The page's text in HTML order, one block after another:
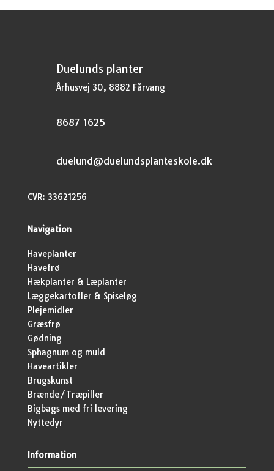
Duelunds planter
Århusvej 30, 8882 Fårvang
8687 1625
duelund@duelundsplanteskole.dk
CVR: 33621256
Navigation
Haveplanter
Havefrø
Hækplanter & Læplanter
Læggekartofler & Spiseløg
Plejemidler
Græsfrø
Gødning
Sphagnum og muld
Haveartikler
Brugskunst
Brænde/Træpiller
Bigbags med fri levering
Nyttedyr
Information